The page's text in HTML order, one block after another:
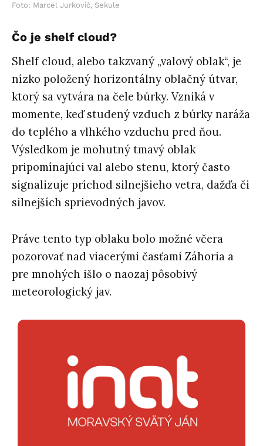
Foto: Marcel Jurkovič, Sekule
Čo je shelf cloud?
Shelf cloud, alebo takzvaný „valový oblak“, je
nízko položený horizontálny oblačný útvar,
ktorý sa vytvára na čele búrky. Vzniká v
momente, keď studený vzduch z búrky naráža
do teplého a vlhkého vzduchu pred ňou.
Výsledkom je mohutný tmavý oblak
pripomínajúci val alebo stenu, ktorý často
signalizuje príchod silnejšieho vetra, dažďa či
silnejších sprievodných javov.
Práve tento typ oblaku bolo možné včera
pozorovať nad viacerými časťami Záhoria a
pre mnohých išlo o naozaj pôsobivý
meteorologický jav.